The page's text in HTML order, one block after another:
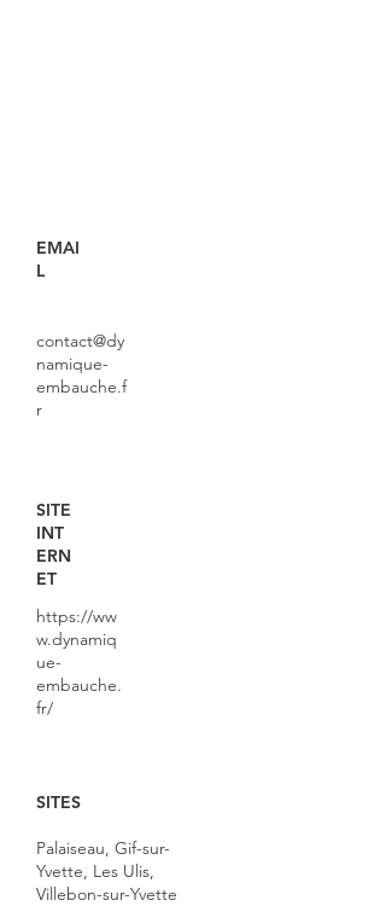
EMAI
L
contact@dy
namique-
embauche.f
r
SITE
INT
ERN
ET
https://ww
w.dynamiq
ue-
embauche.
fr/
SITES
Palaiseau, Gif-sur-
Yvette, Les Ulis,
Villebon-sur-Yvette